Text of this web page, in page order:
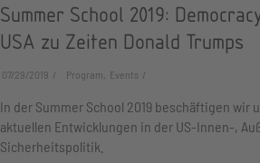
Summer School 2019:
USA zu Zeiten Donald Trumps
07/29/2019 Program, Events
In der Summer School 2019 beschäftigen wir
aktuellen Entwicklungen in der US-Innen-,
Sicherheitspolitik.